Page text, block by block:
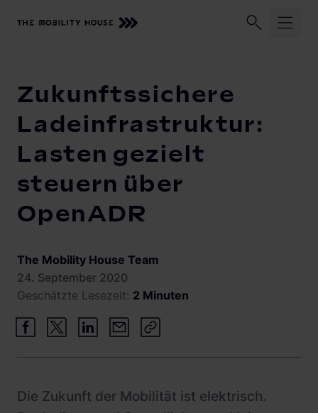
Branchen
Unternehmensflotten
Logistikflotten
Autohandel
Gewerbeimmobilien
Wohnimmobilien
Stadtwerke und Energieversorger
Busflotten
Lösungen und Services
Beratung, Planung und Installation
Abrechnung
Monitoring
ChargePilot®
Lastmanagement und Ladelogik
Schnittstellen
Systemarchitektur
Knowledge Center
Vehicle-to-Grid
Zukunftssichere
Ladeinfrastruktur:
Lasten gezielt
steuern über
OpenADR
The Mobility House Team
24. September 2020
Geschätzte Lesezeit: 2 Minuten
Die Zukunft der Mobilität ist elektrisch.